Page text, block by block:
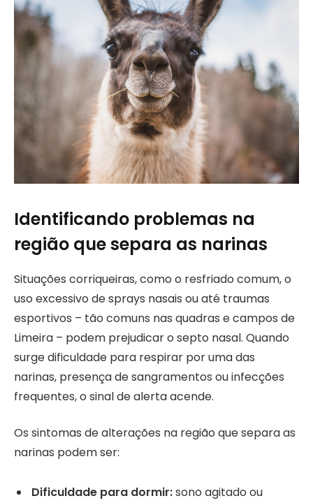
Identificando problemas na
região que separa as narinas
Situações corriqueiras, como o resfriado comum, o
uso excessivo de sprays nasais ou até traumas
esportivos – tão comuns nas quadras e campos de
Limeira – podem prejudicar o septo nasal. Quando
surge dificuldade para respirar por uma das
narinas, presença de sangramentos ou infecções
frequentes, o sinal de alerta acende.
Os sintomas de alterações na região que separa as
narinas podem ser:
Dificuldade para dormir:sono agitado ou